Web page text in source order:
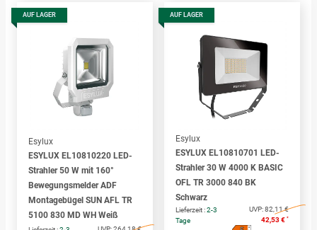
AUF LAGER
Esylux
ESYLUX EL10810220 LED-
Strahler 50 W mit 160°
Bewegungsmelder ADF
Montagebügel SUN AFL TR
5100 830 MD WH Weiß
AUF LAGER
Esylux
ESYLUX EL10810701 LED-
Strahler 30 W 4000 K BASIC
OFL TR 3000 840 BK
Schwarz
Lieferzeit :2-3
Tage
UVP:82,11 €
42,53 € *
A
↑